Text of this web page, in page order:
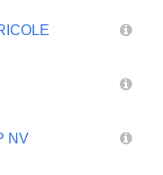
NV